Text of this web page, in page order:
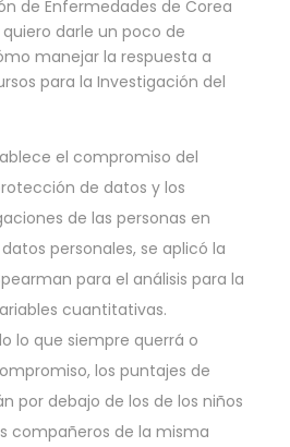
de Enfermedades de Corea
darle un poco de
manejar la respuesta a
para la Investigación del
el compromiso del
de datos y los
de las personas en
personales, se aplicó la
para el análisis para la
cuantitativas.
lo que siempre querrá o
los puntajes de
por debajo de los de los niños
compañeros de la misma